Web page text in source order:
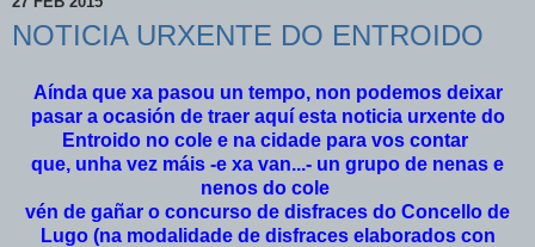
NOTICIA URXENTE DO ENTROIDO
Aínda que xa pasou un tempo, non podemos deixar
pasar a ocasión de traer aquí esta noticia urxente do
Entroido no cole e na cidade para vos contar
que, unha vez máis -e xa van...- un grupo de nenas e
nenos do cole
vén de gañar o concurso de disfraces do Concello de
Lugo (na modalidade de disfraces elaborados con